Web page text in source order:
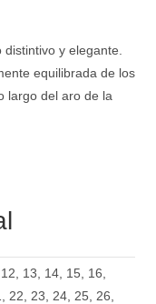
y elegante.
equilibrada de los
largo del aro de la
12 13 14 15 16
22 23 24 25 26